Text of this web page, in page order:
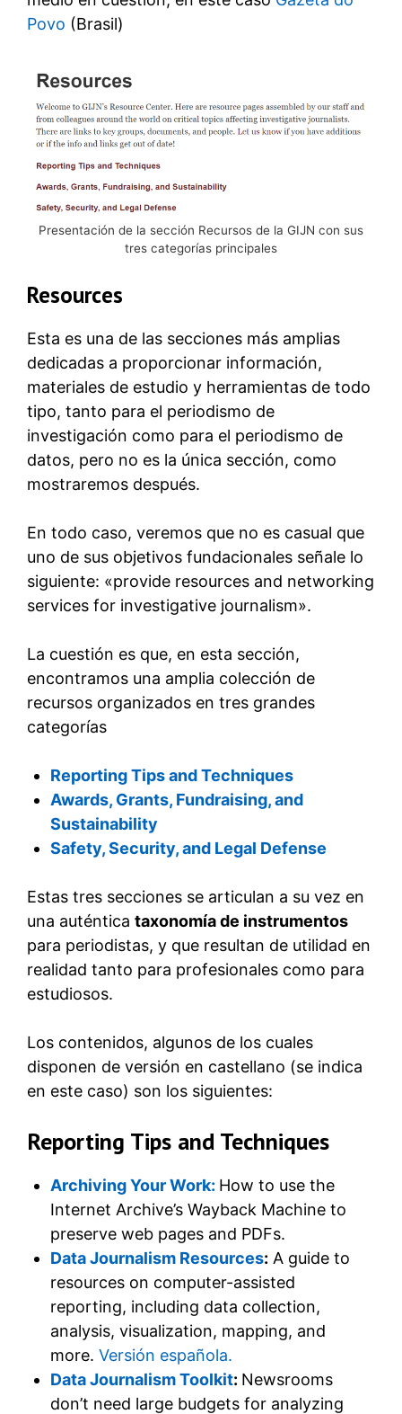
Povo (Brasil)
Presentación de la sección Recursos de la GIJN con sus
tres categorías principales
Resources
Esta es una de las secciones más amplias
dedicadas a proporcionar información,
materiales de estudio y herramientas de todo
tipo, tanto para el periodismo de
investigación como para el periodismo de
datos, pero no es la única sección, como
mostraremos después.
En todo caso, veremos que no es casual que
uno de sus objetivos fundacionales señale lo
siguiente: «provide resources and networking
services for investigative journalism».
La cuestión es que, en esta sección,
encontramos una amplia colección de
recursos organizados en tres grandes
categorías
Reporting Tips and Techniques
Awards, Grants, Fundraising, and
Sustainability
Safety, Security, and Legal Defense
Estas tres secciones se articulan a su vez en
una auténtica taxonomía de instrumentos
para periodistas, y que resultan de utilidad en
realidad tanto para profesionales como para
estudiosos.
Los contenidos, algunos de los cuales
disponen de versión en castellano (se indica
en este caso) son los siguientes:
Reporting Tips and Techniques
Archiving Your Work: How to use the
Internet Archive’s Wayback Machine to
preserve web pages and PDFs.
Data Journalism Resources: A guide to
resources on computer-assisted
reporting, including data collection,
analysis, visualization, mapping, and
more. Versión española.
Data Journalism Toolkit: Newsrooms
don’t need large budgets for analyzing